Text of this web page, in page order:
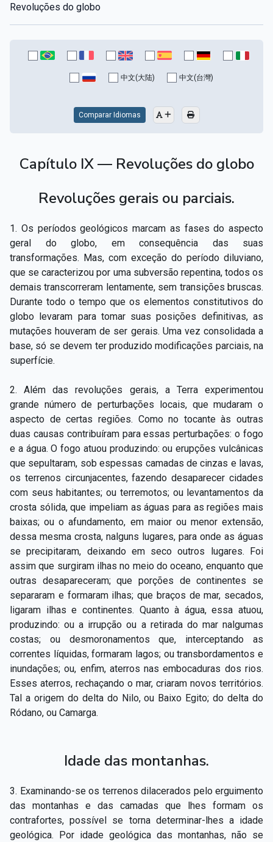
Revoluções do globo
中文(大陆) 中文(台灣)
Comparar Idiomas
Capítulo IX — Revoluções do globo
Revoluções gerais ou parciais.
1. Os períodos geológicos marcam as fases do aspecto
geral do globo, em consequência das suas
transformações. Mas, com exceção do período diluviano,
que se caracterizou por uma subversão repentina, todos os
demais transcorreram lentamente, sem transições bruscas.
Durante todo o tempo que os elementos constitutivos do
globo levaram para tomar suas posições definitivas, as
mutações houveram de ser gerais. Uma vez consolidada a
base, só se devem ter produzido modificações parciais, na
superfície.
2. Além das revoluções gerais, a Terra experimentou
grande número de perturbações locais, que mudaram o
aspecto de certas regiões. Como no tocante às outras
duas causas contribuíram para essas perturbações: o fogo
e a água. O fogo atuou produzindo: ou erupções vulcânicas
que sepultaram, sob espessas camadas de cinzas e lavas,
os terrenos circunjacentes, fazendo desaparecer cidades
com seus habitantes; ou terremotos; ou levantamentos da
crosta sólida, que impeliam as águas para as regiões mais
baixas; ou o afundamento, em maior ou menor extensão,
dessa mesma crosta, nalguns lugares, para onde as águas
se precipitaram, deixando em seco outros lugares. Foi
assim que surgiram ilhas no meio do oceano, enquanto que
outras desapareceram; que porções de continentes se
separaram e formaram ilhas; que braços de mar, secados,
ligaram ilhas e continentes. Quanto à água, essa atuou,
produzindo: ou a irrupção ou a retirada do mar nalgumas
costas; ou desmoronamentos que, interceptando as
correntes líquidas, formaram lagos; ou transbordamentos e
inundações; ou, enfim, aterros nas embocaduras dos rios.
Esses aterros, rechaçando o mar, criaram novos territórios.
Tal a origem do delta do Nilo, ou Baixo Egito; do delta do
Ródano, ou Camarga.
Idade das montanhas.
3. Examinando-­se os terrenos dilacerados pelo erguimento
das montanhas e das camadas que lhes formam os
contrafortes, possível se torna determinar­-lhes a idade
geológica. Por idade geológica das montanhas, não se